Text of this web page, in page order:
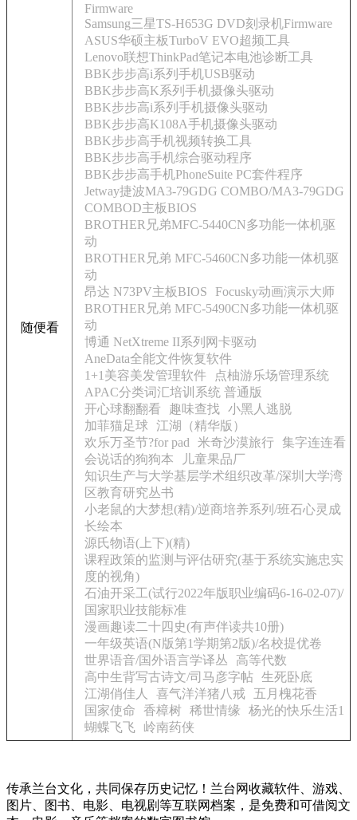
随便看
Firmware
Samsung三星TS-H653G DVD刻录机Firmware
ASUS华硕主板TurboV EVO超频工具
Lenovo联想ThinkPad笔记本电池诊断工具
BBK步步高i系列手机USB驱动
BBK步步高K系列手机摄像头驱动
BBK步步高i系列手机摄像头驱动
BBK步步高K108A手机摄像头驱动
BBK步步高手机视频转换工具
BBK步步高手机综合驱动程序
BBK步步高手机PhoneSuite PC套件程序
Jetway捷波MA3-79GDG COMBO/MA3-79GDG
COMBOD主板BIOS
BROTHER兄弟MFC-5440CN多功能一体机驱
动
BROTHER兄弟 MFC-5460CN多功能一体机驱
动
昂达 N73PV主板BIOS
Focusky动画演示大师
BROTHER兄弟 MFC-5490CN多功能一体机驱
动
博通 NetXtreme II系列网卡驱动
AneData全能文件恢复软件
1+1美容美发管理软件
点柚游乐场管理系统
APAC分类词汇培训系统 普通版
开心球翻翻看
趣味查找 小黑人逃脱
加菲猫足球
江湖（精华版）
欢乐万圣节?for pad
米奇沙漠旅行
集字连连看
会说话的狗狗本
儿童果品厂
知识生产与大学基层学术组织改革/深圳大学湾
区教育研究丛书
小老鼠的大梦想(精)/逆商培养系列/班石心灵成
长绘本
源氏物语(上下)(精)
课程政策的监测与评估研究(基于系统实施忠实
度的视角)
石油开采工(试行2022年版职业编码6-16-02-07)/
国家职业技能标准
漫画趣读二十四史(有声伴读共10册)
一年级英语(N版第1学期第2版)/名校提优卷
世界语音/国外语言学译丛
高等代数
高中生背写古诗文/司马彦字帖 生死卧底
江湖俏佳人
喜气洋洋猪八戒
五月槐花香
国家使命
香樟树 稀世情缘
杨光的快乐生活1
蝴蝶飞飞
岭南药侠
传承兰台文化，共同保存历史记忆！兰台网收藏软件、游戏、
图片、图书、电影、电视剧等互联网档案，是免费和可借阅文